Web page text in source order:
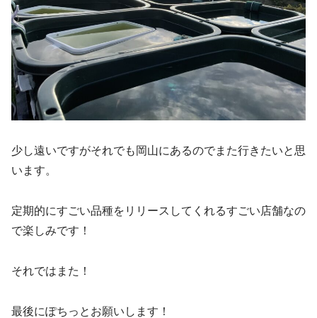
少し遠いですがそれでも岡山にあるのでまた行きたいと思
います。
定期的にすごい品種をリリースしてくれるすごい店舗なの
で楽しみです！
それではまた！
最後にぽちっとお願いします！